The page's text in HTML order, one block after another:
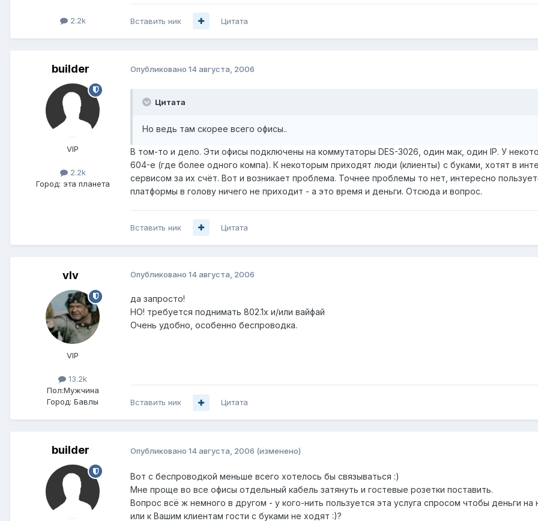
2.2k Вставить ник Цитата
builder
VIP
2.2k
Город: эта планета
Опубликовано 14 августа, 2006
Цитата
Но ведь там скорее всего офисы..
В том-то и дело. Эти офисы подключены на коммутаторы DES-3026, один мак, один IP. У
604-е (где более одного компа). К некоторым приходят люди (клиенты) с буками, хотят в
сервисом за их счёт. Вот и возникает проблема. Точнее проблемы то нет, интересно
платформы в голову ничего не приходит - а это время и деньги. Отсюда и вопрос.
Вставить ник Цитата
vIv
VIP
13.2k
Пол:Мужчина
Город: Бавлы
Опубликовано 14 августа, 2006
да запросто!
НО! требуется поднимать 802.1x и/или вайфай
Очень удобно, особенно беспроводка.
Вставить ник Цитата
builder Опубликовано 14 августа, 2006 (изменено)
Вот с беспроводкой меньше всего хотелось бы связываться :)
Мне проще во все офисы отдельный кабель затянуть и гостевые розетки поставить.
Вопрос всё ж немного в другом - у кого-нить пользуется эта услуга спросом чтобы деньги на
или к Вашим клиентам гости с буками не ходят :)?